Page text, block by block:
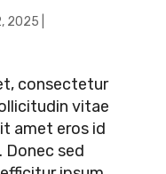
2025
consectetur
vitae
amet eros id
sed